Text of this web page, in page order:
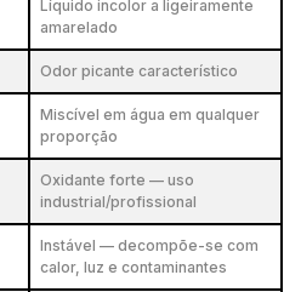
Líquido incolor a ligeiramente
amarelado
Odor picante característico
Miscível em água em qualquer
proporção
Oxidante forte — uso
industrial/profissional
Instável — decompõe-se com
calor, luz e contaminantes